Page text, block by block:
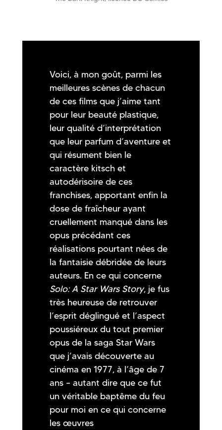
Voici, à mon goût, parmi les
meilleures scènes de chacun
de ces films que j’aime tant
pour leur beauté plastique,
leur qualité d’interprétation
que leur parfum d’aventure et
qui résument bien le
caractère kitsch et
autodérisoire de ces
franchises, apportant enfin la
dose de fraîcheur ayant
cruellement manqué dans les
opus précédant ces
réalisations pourtant nées de
la fantaisie débridée de leurs
auteurs. En ce qui concerne
Solo: A Star Wars Story, je fus
très heureuse de retrouver
l’esprit déglingué et l’aspect
poussiéreux du tout premier
opus de la saga Star Wars
que j’avais découverte au
cinéma en 1977, à l’âge de 7
ans – autant dire que ce fut
un véritable baptême du feu
pour moi en ce qui concerne
les œuvres